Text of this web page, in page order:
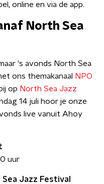
online en via de app.
North Sea
's avonds North Sea
ons themakanaal
NPO
op North Sea Jazz
14 juli hoor je onze
live vanuit Ahoy
uur
Sea Jazz Festival